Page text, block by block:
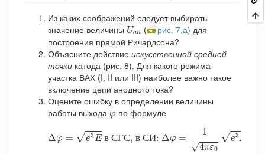
Из каких соображений следует выбирать
значение величины Uan
Uan( рис. 7,а) для
построения прямой Ричардсона?
Объясните действие искусственной средней
точки катода (рис. 8). Для какого режима
участка ВАХ (I, II или III) наиболее важно такое
включение цепи анодного тока?
Оцените ошибку в определении величины
работы выхода φ
φ по формуле
Δφ = √e3E в СГС, в СИ: Δφ =
1
√4πε0
√e3E
φ=e 14 e3E